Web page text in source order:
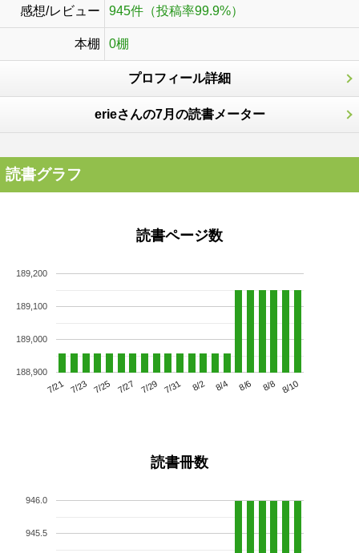
感想/レビュー 945件（投稿率99.9%）
本棚 0棚
プロフィール詳細
erieさんの7月の読書メーター
読書グラフ
読書ページ数
7/21 7/23 7/25 7/27 7/29 7/31 8/2 8/4 8/6 8/8 8/10
188,900
189,000
189,100
189,200
読書冊数
945.5
946.0